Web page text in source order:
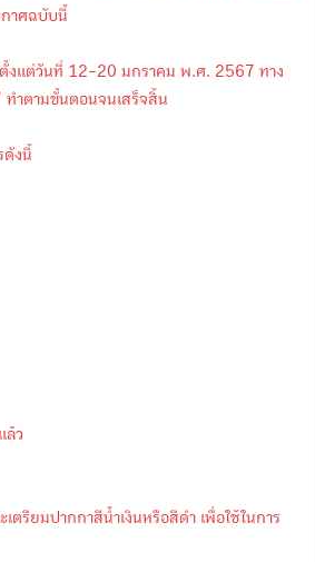
าศฉบับนี้
ตั้งแต่วันที่ 12-20 มกราคม พ.ศ. 2567 ทาง
ทำตามขั้นตอนจนเสร็จสิ้น
ดังนี้
ล้ว
รียมปากกาสีน้ำเงินหรือสีดำ เพื่อใช้ในการ